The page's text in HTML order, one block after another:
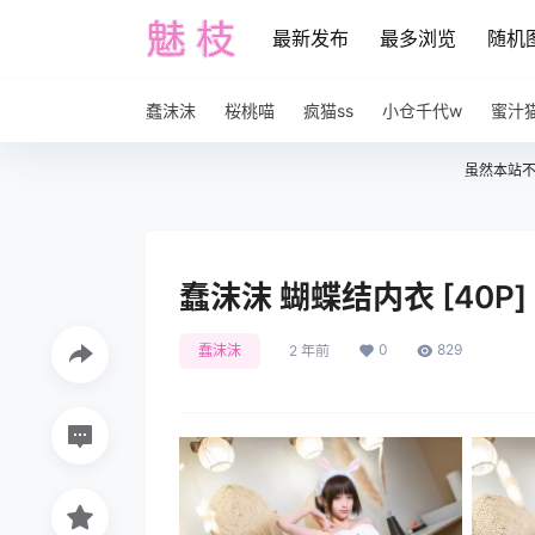
最新发布 最多浏览 随机
蠢沫沫 桜桃喵 疯猫ss 小仓千代w 蜜汁
虽然本站
蠢沫沫 蝴蝶结内衣 [40P]
蠢沫沫 2 年前 0 829